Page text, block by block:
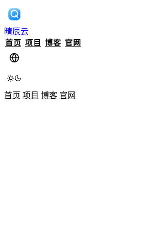
晴辰云
首页 项目 博客 官网
首页 项目 博客 官网